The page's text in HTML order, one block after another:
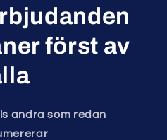
först av
andra som redan